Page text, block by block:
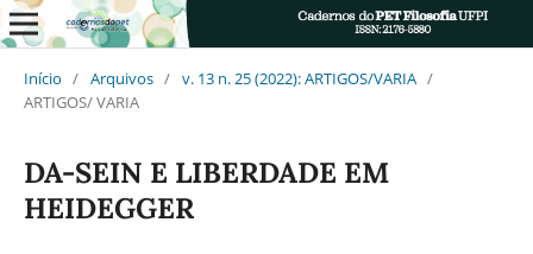
Início / Arquivos / v. 13 n. 25 (2022): ARTIGOS/VARIA /
ARTIGOS/ VARIA
DA-SEIN E LIBERDADE EM
HEIDEGGER